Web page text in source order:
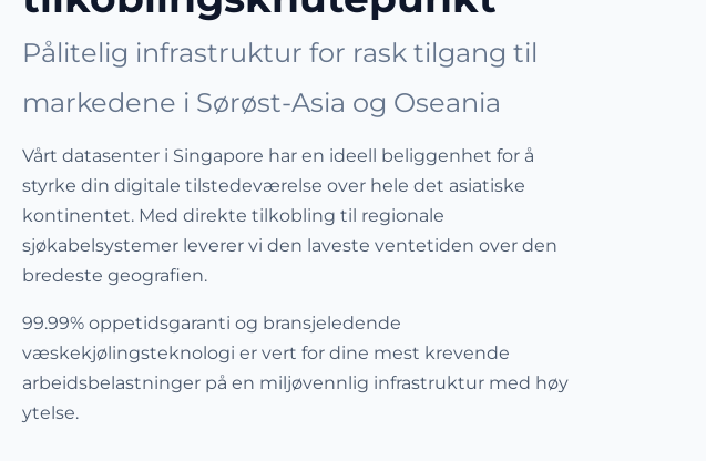
Pålitelig infrastruktur for rask tilgang til
markedene i Sørøst-Asia og Oseania
Vårt datasenter i Singapore har en ideell beliggenhet for å
styrke din digitale tilstedeværelse over hele det asiatiske
kontinentet. Med direkte tilkobling til regionale
sjøkabelsystemer leverer vi den laveste ventetiden over den
bredeste geografien.
99.99% oppetidsgaranti og bransjeledende
væskekjølingsteknologi er vert for dine mest krevende
arbeidsbelastninger på en miljøvennlig infrastruktur med høy
ytelse.